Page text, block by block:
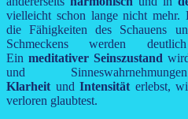
vielleicht schon lange nicht mehr.
die Fähigkeiten des Schauens
Schmeckens werden
Einmeditativer Seinszustand
und
Klarheit undIntensität erlebst,
verloren glaubtest.